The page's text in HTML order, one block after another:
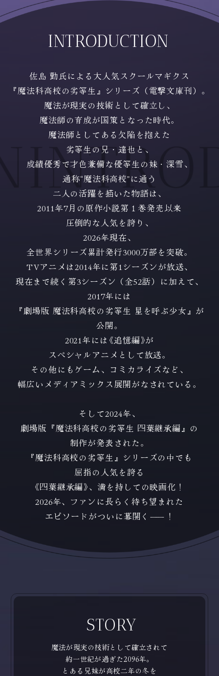
INTRODUCTION
佐島 勤氏による大人気スクールマギクス
『魔法科高校の劣等生』シリーズ（電撃文庫刊）。
魔法が現実の技術として確立し、
魔法師の育成が国策となった時代。
魔法師としてある欠陥を抱えた
劣等生の兄・達也と、
成績優秀で才色兼備な優等生の妹・深雪、
通称“魔法科高校”に通う
二人の活躍を描いた物語は、
2011年7月の原作小説第１巻発売以来
圧倒的な人気を誇り、
2026年現在、
全世界シリーズ累計発行3000万部を突破。
TVアニメは2014年に第1シーズンが放送、
現在まで続く第3シーズン（全52話）に加えて、
2017年には
『劇場版 魔法科高校の劣等生 星を呼ぶ少女』が
公開。
2021年には《追憶編》が
スペシャルアニメとして放送。
その他にもゲーム、コミカライズなど、
幅広いメディアミックス展開がなされている。
そして2024年、
劇場版『魔法科高校の劣等生 四葉継承編』の
制作が発表された。
『魔法科高校の劣等生』シリーズの中でも
屈指の人気を誇る
《四葉継承編》、満を持しての映画化！
2026年、ファンに長らく待ち望まれた
エピソードがついに幕開く ―― ！
STORY
魔法が現実の技術として確立されて
約一世紀が過ぎた2096年。
とある兄妹が高校二年の冬を